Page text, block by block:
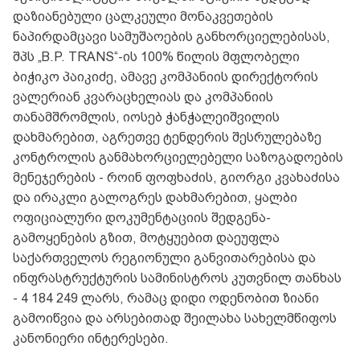
დაზიანებული ცალკეული მონაკვეთების
ნაპირდამცავი სამუშაოების განხორციელებისას,
შპს „B.P. TRANS“-ის 100% წილის მფლობელი
ბიჭიკო პაიკიძე, ამავე კომპანიის დირექტორის
ვალერიან კვარაცხელიას და კომპანიის
თანამშრომლის, იოსებ ჭანჭალეიშვილის
დახმარებით, აგრეთვე ტენდერის შესრულებაზე
კონტროლის განმახორციელებელი საზოგადოების
მენეჯერების - როინ ფოფხაძის, გიორგი კვახაძისა
და ირაკლი გალოგრეს დახმარებით, ყალბი
ოფიციალური დოკუმენტაციის შედგენა-
გამოყენების გზით, მოტყუებით დაეუფლა
საქართველოს რეგიონული განვითარებისა და
ინფრასტრუქტურის სამინისტროს კუთვნილ თანხას
- 4 184 249 ლარს, რამაც დიდი ოდენობით ზიანი
გამოიწვია და არსებითად შეილახა სახელმწიფოს
კანონიერი ინტერესები.